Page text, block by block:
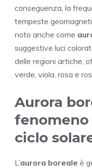
conseguenza, la
tempeste
noto anche come
suggestive luci
delle regioni artiche,
verde, viola, rosa e
Aurora
ciclo
L’aurora boreale è